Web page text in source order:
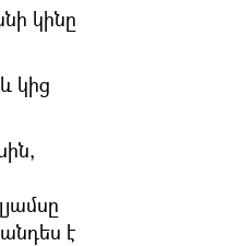
կինը
կից
է